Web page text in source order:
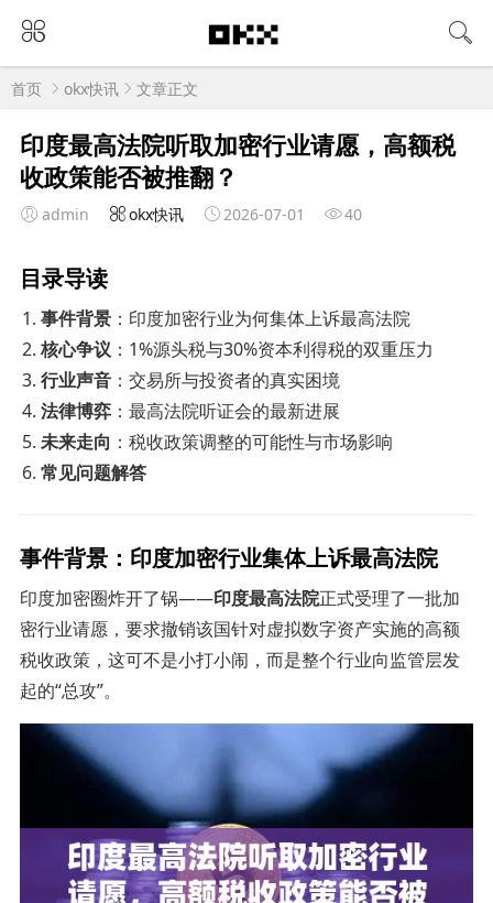
首页 okx快讯 文章正文
印度最高法院听取加密行业请愿，高额税
收政策能否被推翻？
admin okx快讯 2026-07-01 40
目录导读
事件背景 ：印度加密行业为何集体上诉最高法院
核心争议 ：1%源头税与30%资本利得税的双重压力
行业声音 ：交易所与投资者的真实困境
法律博弈 ：最高法院听证会的最新进展
未来走向 ：税收政策调整的可能性与市场影响
常见问题解答
事件背景：印度加密行业集体上诉最高法院
印度加密圈炸开了锅——印度最高法院正式受理了一批加
密行业请愿，要求撤销该国针对虚拟数字资产实施的高额
税收政策，这可不是小打小闹，而是整个行业向监管层发
起的“总攻”。